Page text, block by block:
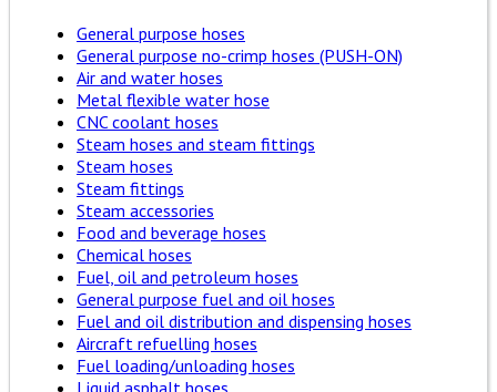
General purpose hoses
General purpose no-crimp hoses (PUSH-ON)
Air and water hoses
Metal flexible water hose
CNC coolant hoses
Steam hoses and steam fittings
Steam hoses
Steam fittings
Steam accessories
Food and beverage hoses
Chemical hoses
Fuel, oil and petroleum hoses
General purpose fuel and oil hoses
Fuel and oil distribution and dispensing hoses
Aircraft refuelling hoses
Fuel loading/unloading hoses